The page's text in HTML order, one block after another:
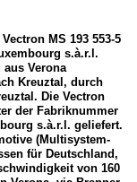
MS 193 553-5
s.à.r.l.
aus Verona
Kreuztal, durch
Die Vectron
der Fabriknummer
s.à.r.l. geliefert.
(Multisystem-
für Deutschland,
von 160